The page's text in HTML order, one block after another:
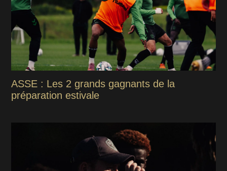
ASSE : Les 2 grands gagnants de la
préparation estivale